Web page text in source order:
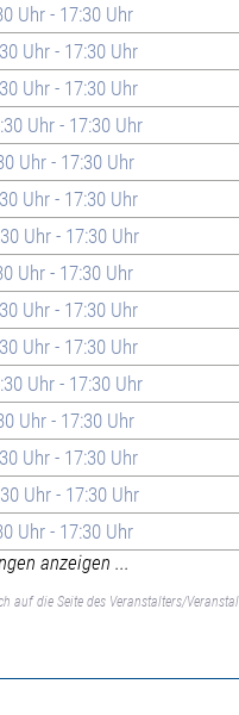
Uhr - 17:30 Uhr
Uhr - 17:30 Uhr
Uhr - 17:30 Uhr
Uhr - 17:30 Uhr
Uhr - 17:30 Uhr
Uhr - 17:30 Uhr
Uhr - 17:30 Uhr
Uhr - 17:30 Uhr
Uhr - 17:30 Uhr
Uhr - 17:30 Uhr
Uhr - 17:30 Uhr
Uhr - 17:30 Uhr
Uhr - 17:30 Uhr
Uhr - 17:30 Uhr
Uhr - 17:30 Uhr
anzeigen ...
auf die Seite des Veranstalters/